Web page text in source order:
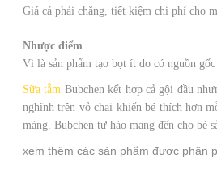
Giá cả phải chăng, tiết kiệm chi phí cho
Nhược điểm
Vì là sản phẩm tạo bọt ít do có nguồn
Sữa tắm Bubchen kết hợp cả gội đầu
nghĩnh trên vỏ chai khiến bé thích hơn
màng. Bubchen tự hào mang đến cho bé
xem thêm các sản phẩm được phân